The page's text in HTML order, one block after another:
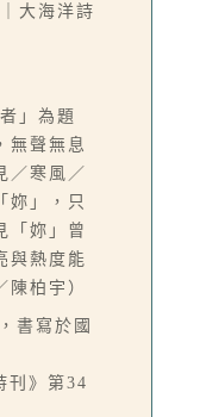
大海洋詩
」為題
無聲無息
／寒風／
妳」，只
「妳」曾
與熱度能
柏宇）
書寫於國
刊》第34